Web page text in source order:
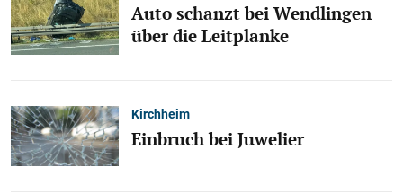
Auto schanzt bei Wendlingen
über die Leitplanke
Kirchheim
Einbruch bei Juwelier